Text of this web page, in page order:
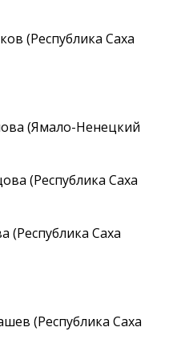
(Республика Саха
(Ямало-Ненецкий
(Республика Саха
(Республика Саха
(Республика Саха